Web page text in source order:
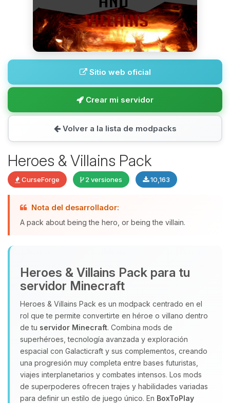
Sitio web oficial
Crear mi servidor
Volver a la lista de modpacks
Heroes & Villains Pack
CurseForge 2 versiones 10,163
Nota del desarrollador:
A pack about being the hero, or being the villain.
Heroes & Villains Pack para tu
servidor Minecraft
Heroes & Villains Pack es un modpack centrado en el
rol que te permite convertirte en héroe o villano dentro
de tu servidor Minecraft. Combina mods de
superhéroes, tecnología avanzada y exploración
espacial con Galacticraft y sus complementos, creando
una progresión muy completa entre bases futuristas,
viajes interplanetarios y combates intensos. Los mods
de superpoderes ofrecen trajes y habilidades variadas
para definir un estilo de juego único. En BoxToPlay
Yupi, por fin alguien con quien
hablar! Soy Choupy, tu pequeno
08/08/2026 06:08